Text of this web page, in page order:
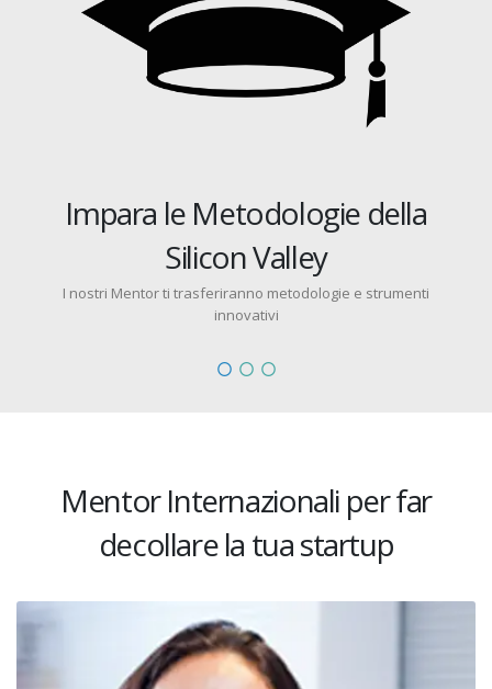
Valida la tua Idea
Utilizzerai subito Tool innovativi per validare velocemente la tua
Idea
Mentor Internazionali per far
decollare la tua startup